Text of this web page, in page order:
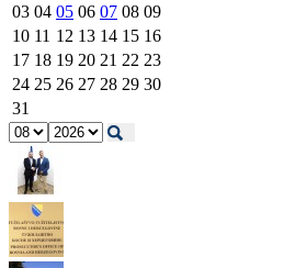
03 04 05 06 07 08 09
10 11 12 13 14 15 16
17 18 19 20 21 22 23
24 25 26 27 28 29 30
31